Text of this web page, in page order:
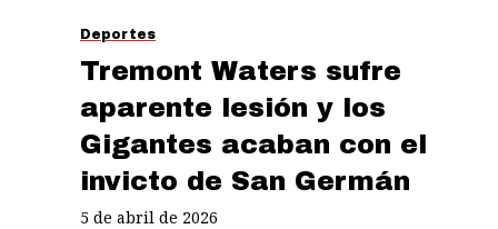
Deportes
Tremont Waters sufre
aparente lesión y los
Gigantes acaban con el
invicto de San Germán
5 de abril de 2026